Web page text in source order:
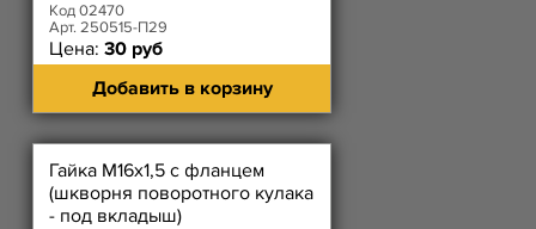
Код 02470
Арт. 250515-П29
Цена: 30 руб
Добавить в корзину
Гайка М16х1,5 с фланцем
(шкворня поворотного кулака
- под вкладыш)